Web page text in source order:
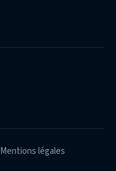
Mentions légales